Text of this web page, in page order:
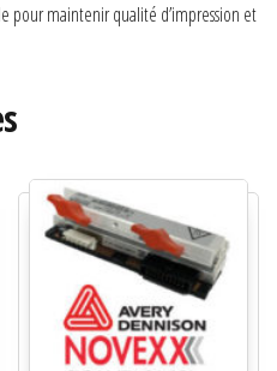
pour maintenir qualité d’impression et